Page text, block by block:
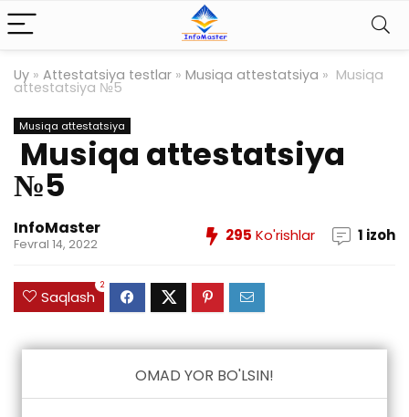
Uy » Attestatsiya testlar » Musiqa attestatsiya » Musiqa
attestatsiya №5
Musiqa attestatsiya
Musiqa attestatsiya
№5
InfoMaster
Fevral 14, 2022 295 Ko'rishlar 1 izoh
Saqlash
2
OMAD YOR BO'LSIN!